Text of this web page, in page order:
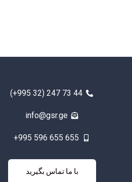
(+995 32) 247 73 44
info@gsr.ge
+995 596 655 655
با ما تماس بگیرید